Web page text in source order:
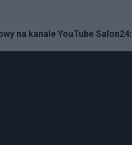
na kanale YouTube Salon24: